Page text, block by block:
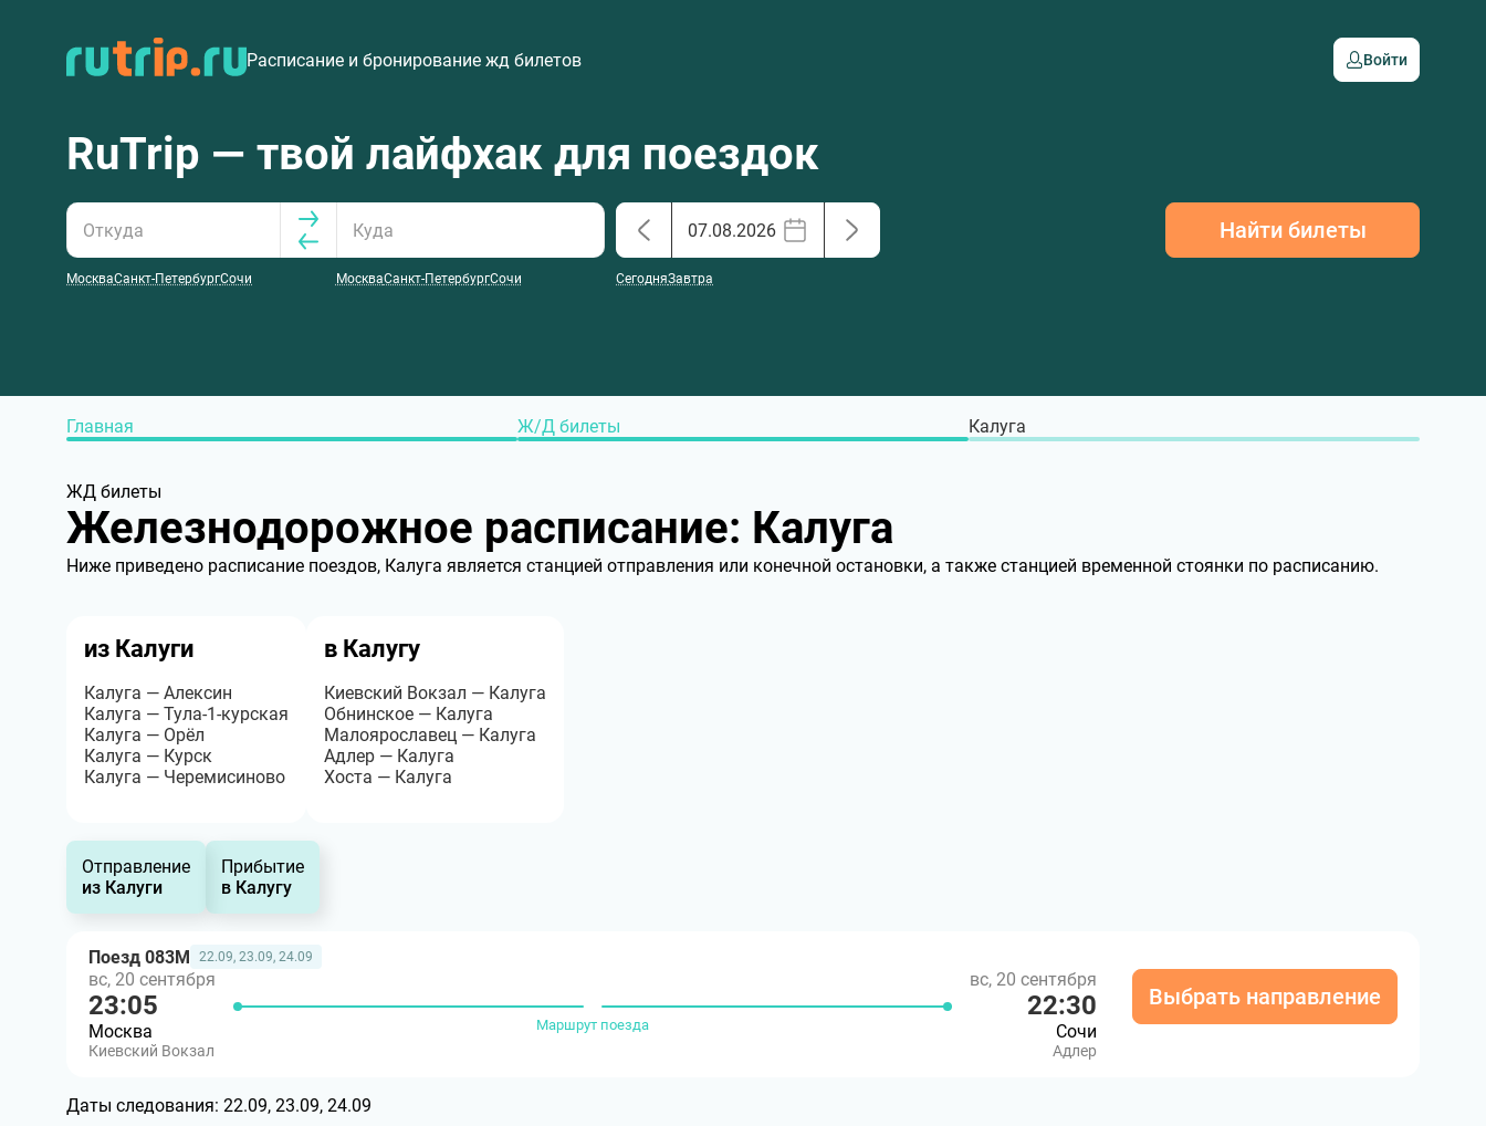
Расписание и бронирование жд билетов Войти
RuTrip — твой лайфхак для поездок
МоскваСанкт-ПетербургСочи МоскваСанкт-ПетербургСочи СегодняЗавтра
Найти билеты
Главная Ж/Д билеты Калуга
ЖД билеты
Железнодорожное расписание: Калуга
Ниже приведено расписание поездов, Калуга является станцией отправления или конечной остановки, а также станцией временной стоянки по расписанию.
из Калуги
Калуга — Алексин
Калуга — Тула-1-курская
Калуга — Орёл
Калуга — Курск
Калуга — Черемисиново
в Калугу
Киевский Вокзал — Калуга
Обнинское — Калуга
Малоярославец — Калуга
Адлер — Калуга
Хоста — Калуга
Отправление
из Калуги
Прибытие
в Калугу
Поезд 083М 22.09, 23.09, 24.09
вс, 20 сентября
23:05
Москва
Киевский Вокзал
Маршрут поезда
вс, 20 сентября
22:30
Сочи
Адлер
Выбрать направление
Даты следования: 22.09, 23.09, 24.09